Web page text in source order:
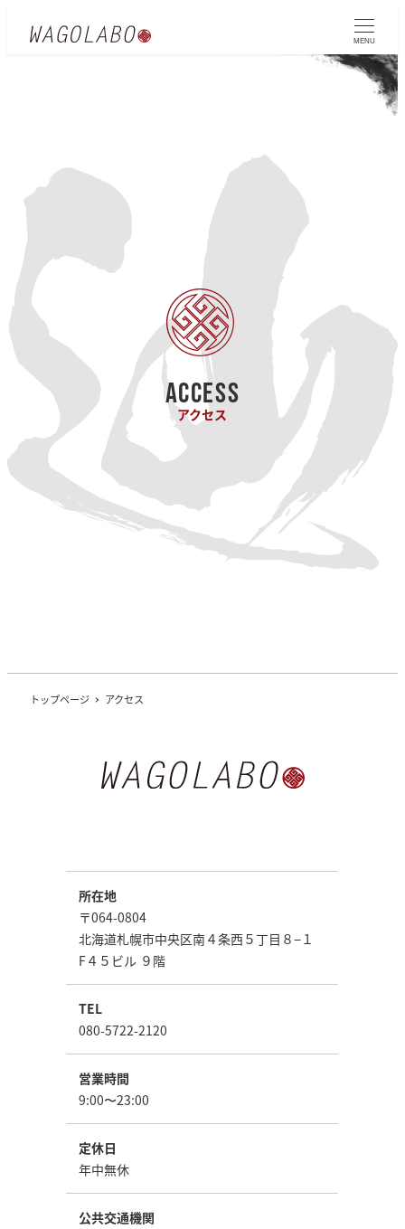
MENU
ACCESS
アクセス
トップページ アクセス
所在地
〒064-0804
北海道札幌市中央区南４条西５丁目８−１
F４５ビル ９階
TEL
080-5722-2120
営業時間
9:00〜23:00
定休日
年中無休
公共交通機関